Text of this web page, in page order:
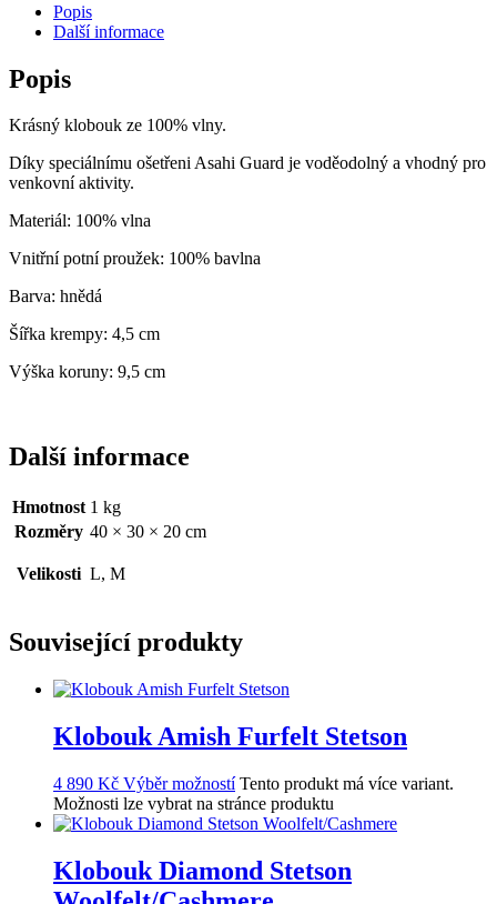
Popis
Další informace
Popis
Krásný klobouk ze 100% vlny.
Díky speciálnímu ošetřeni Asahi Guard je voděodolný a vhodný pro
venkovní aktivity.
Materiál: 100% vlna
Vnitřní potní proužek: 100% bavlna
Barva: hnědá
Šířka krempy: 4,5 cm
Výška koruny: 9,5 cm
Další informace
Hmotnost 1 kg
Rozměry 40 × 30 × 20 cm
Velikosti L, M
Související produkty
Klobouk Amish Furfelt Stetson
4 890 Kč Výběr možností Tento produkt má více variant.
Možnosti lze vybrat na stránce produktu
Klobouk Diamond Stetson